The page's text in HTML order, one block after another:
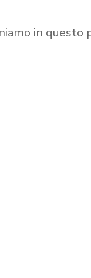
in questo